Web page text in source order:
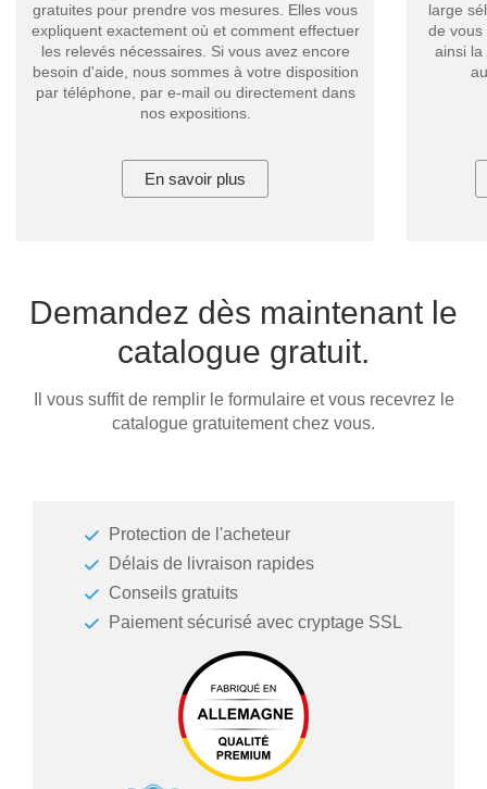
gratuites pour prendre vos mesures. Elles vous
expliquent exactement où et comment effectuer
les relevés nécessaires. Si vous avez encore
besoin d'aide, nous sommes à votre disposition
par téléphone, par e-mail ou directement dans
nos expositions.
En savoir plus
large
de vous
ainsi la
Demandez dès maintenant le
catalogue gratuit.
Il vous suffit de remplir le formulaire et vous recevrez le
catalogue gratuitement chez vous.
Protection de l'acheteur
Délais de livraison rapides
Conseils gratuits
Paiement sécurisé avec cryptage SSL